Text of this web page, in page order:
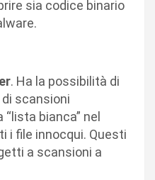
sia codice binario
. Ha la possibilità di
di scansioni
bianca” nel
i file innocqui. Questi
a scansioni a